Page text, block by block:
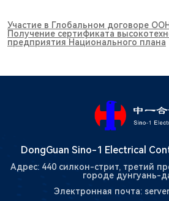
Участие в Глобальном договоре ООН
Получение сертификата
предприятия Национального плана
DongGuan Sino-1 Electrical
Адрес: 440 силкон-стрит, третий
городе дунгуань-
Электронная почта: